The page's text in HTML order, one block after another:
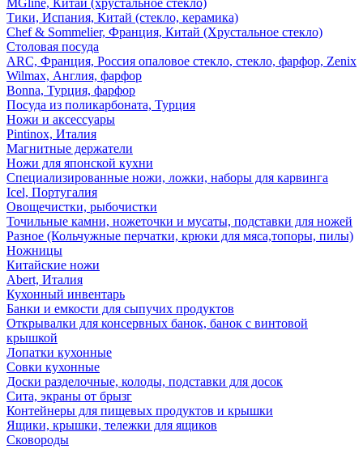
MGline, Китай (хрустальное стекло)
Тики, Испания, Китай (стекло, керамика)
Chef & Sommelier, Франция, Китай (Хрустальное стекло)
Столовая посуда
ARC, Франция, Россия опаловое стекло, стекло, фарфор, Zenix
Wilmax, Англия, фарфор
Bonna, Турция, фарфор
Посуда из поликарбоната, Турция
Ножи и аксессуары
Pintinox, Италия
Магнитные держатели
Ножи для японской кухни
Специализированные ножи, ложки, наборы для карвинга
Icel, Португалия
Овощечистки, рыбочистки
Точильные камни, ножеточки и мусаты, подставки для ножей
Разное (Кольчужные перчатки, крюки для мяса,топоры, пилы)
Ножницы
Китайские ножи
Abert, Италия
Кухонный инвентарь
Банки и емкости для сыпучих продуктов
Открывалки для консервных банок, банок с винтовой
крышкой
Лопатки кухонные
Совки кухонные
Доски разделочные, колоды, подставки для досок
Сита, экраны от брызг
Контейнеры для пищевых продуктов и крышки
Ящики, крышки, тележки для ящиков
Сковороды